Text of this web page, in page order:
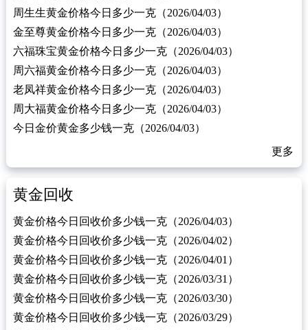
周生生黄金价格今日多少一克（2026/04/03）
金至尊黄金价格今日多少一克（2026/04/03）
六福珠宝黄金价格今日多少一克（2026/04/03）
周六福黄金价格今日多少一克（2026/04/03）
老凤祥黄金价格今日多少一克（2026/04/03）
周大福黄金价格今日多少一克（2026/04/03）
今日金价黄金多少钱一克（2026/04/03）
更多
黄金回收
黄金价格今日回收价多少钱一克（2026/04/03）
黄金价格今日回收价多少钱一克（2026/04/02）
黄金价格今日回收价多少钱一克（2026/04/01）
黄金价格今日回收价多少钱一克（2026/03/31）
黄金价格今日回收价多少钱一克（2026/03/30）
黄金价格今日回收价多少钱一克（2026/03/29）